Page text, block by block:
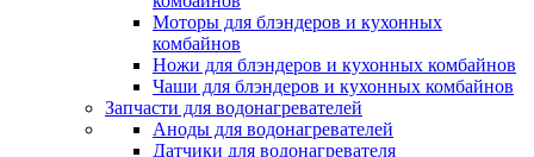
Моторы для блэндеров и кухонных
комбайнов
Ножи для блэндеров и кухонных комбайнов
Чаши для блэндеров и кухонных комбайнов
Запчасти для водонагревателей
Аноды для водонагревателей
Датчики для водонагревателя